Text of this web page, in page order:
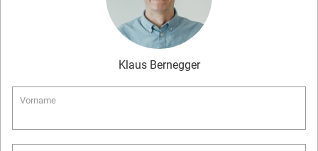
Klaus Bernegger
Vorname